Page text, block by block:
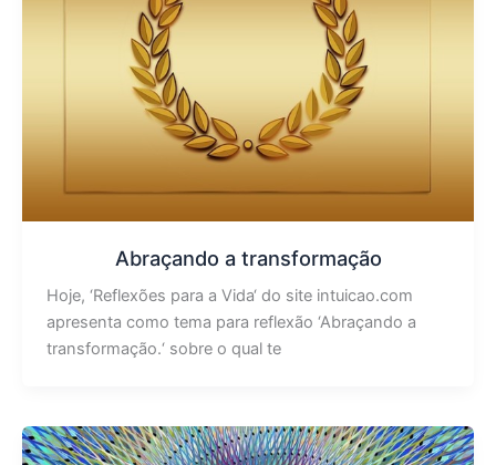
Abraçando a transformação
Hoje, ‘Reflexões para a Vida‘ do site intuicao.com
apresenta como tema para reflexão ‘Abraçando a
transformação.‘ sobre o qual te